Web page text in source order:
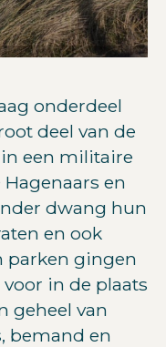
onderdeel
deel van de
een militaire
en
dwang hun
en ook
parken gingen
in de plaats
geheel van
bemand en